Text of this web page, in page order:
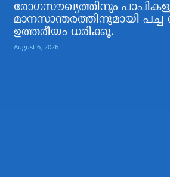
രോഗസൗഖ്യത്തിനും
മാനസാന്തരത്തിനുമായി പച്ച
ഉത്തരീയം ധരിക്കൂ.
August 6, 2026